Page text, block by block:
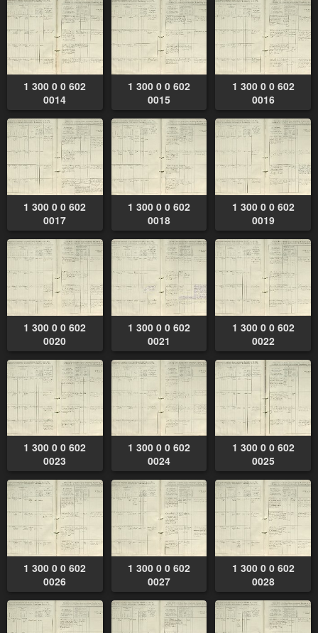
1 300 0 0 602
0014
1 300 0 0 602
0015
1 300 0 0 602
0016
1 300 0 0 602
0017
1 300 0 0 602
0018
1 300 0 0 602
0019
1 300 0 0 602
0020
1 300 0 0 602
0021
1 300 0 0 602
0022
1 300 0 0 602
0023
1 300 0 0 602
0024
1 300 0 0 602
0025
1 300 0 0 602
0026
1 300 0 0 602
0027
1 300 0 0 602
0028